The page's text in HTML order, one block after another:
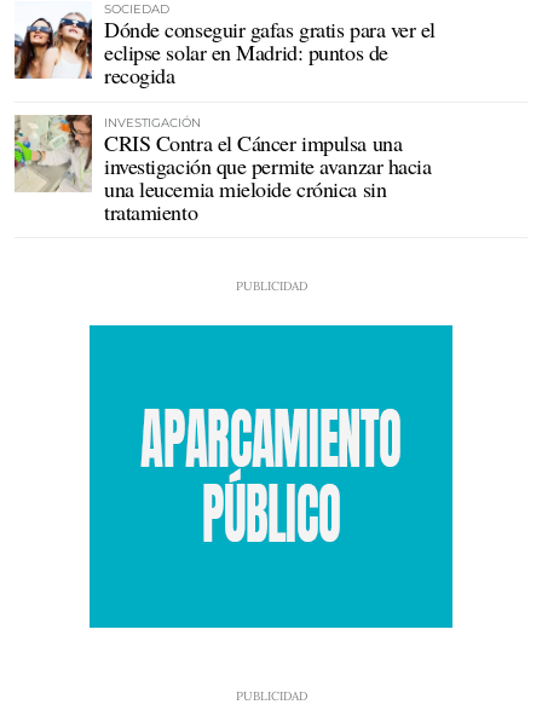
SOCIEDAD
Dónde conseguir gafas gratis para ver el
eclipse solar en Madrid: puntos de
recogida
INVESTIGACIÓN
CRIS Contra el Cáncer impulsa una
investigación que permite avanzar hacia
una leucemia mieloide crónica sin
tratamiento